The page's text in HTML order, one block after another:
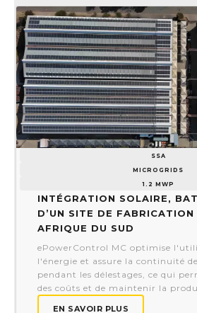
SSA
MICROGRIDS
1.2 MWP
Intégration solaire,
d’un site de fabrication
Afrique du Sud
ePowerControl MC optimise
l'énergie et assure la continuité
pendant les délestages, ce qui
des coûts et de maintenir la
EN SAVOIR PLUS